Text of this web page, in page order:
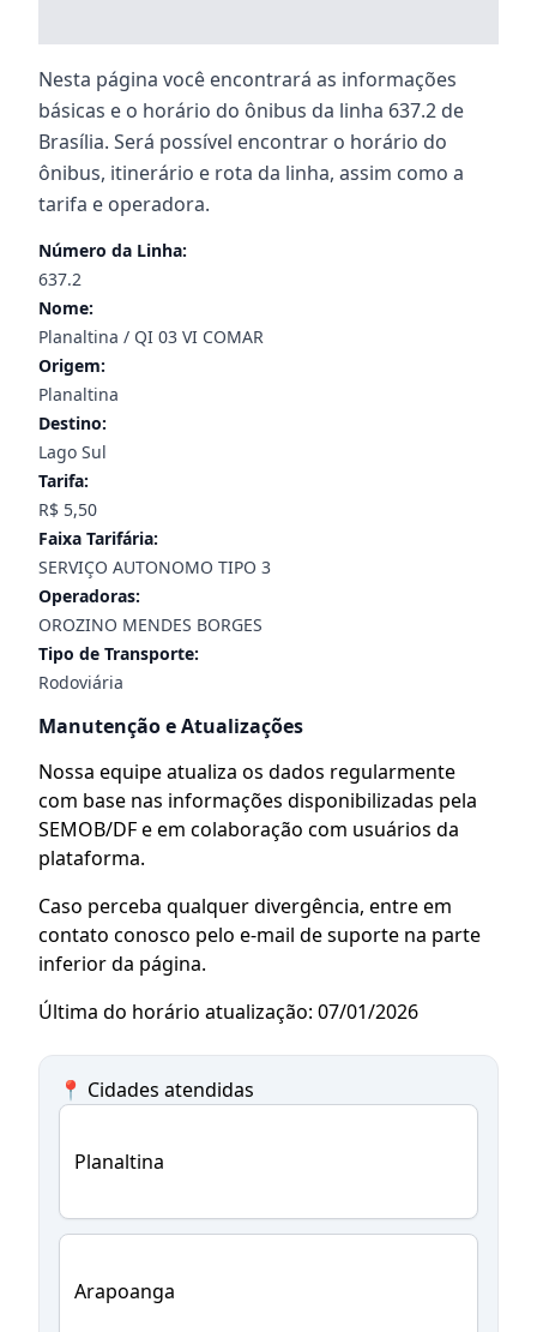
Nesta página você encontrará as informações
básicas e o horário do ônibus da linha 637.2 de
Brasília. Será possível encontrar o horário do
ônibus, itinerário e rota da linha, assim como a
tarifa e operadora.
Número da Linha:
637.2
Nome:
Planaltina / QI 03 VI COMAR
Origem:
Planaltina
Destino:
Lago Sul
Tarifa:
R$ 5,50
Faixa Tarifária:
SERVIÇO AUTONOMO TIPO 3
Operadoras:
OROZINO MENDES BORGES
Tipo de Transporte:
Rodoviária
Manutenção e Atualizações
Nossa equipe atualiza os dados regularmente
com base nas informações disponibilizadas pela
SEMOB/DF e em colaboração com usuários da
plataforma.
Caso perceba qualquer divergência, entre em
contato conosco pelo e-mail de suporte na parte
inferior da página.
Última do horário atualização: 07/01/2026
📍 Cidades atendidas
Planaltina
Arapoanga